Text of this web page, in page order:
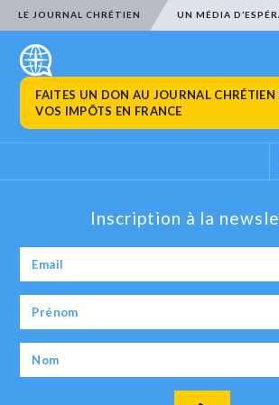
LE JOURNAL CHRÉTIEN UN MÉDIA
FAITES UN DON AU JOURNAL CHRÉTIEN
VOS IMPÔTS EN FRANCE
Inscription à la